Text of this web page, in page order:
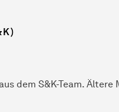
dem S&K-Team. Ältere